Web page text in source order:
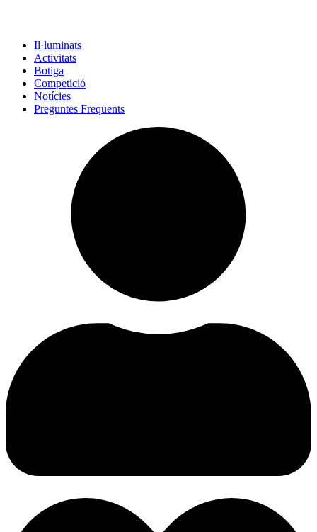
Il·luminats
Activitats
Botiga
Competició
Notícies
Preguntes Freqüents